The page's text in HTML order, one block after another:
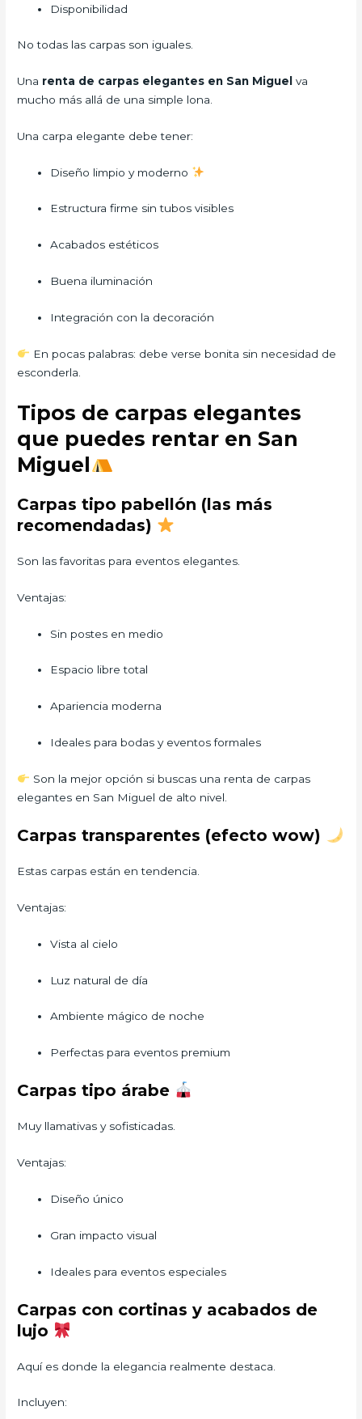
Disponibilidad
No todas las carpas son iguales.
Una renta de carpas elegantes en San Miguelva
mucho más allá de una simple lona.
Una carpa elegante debe tener:
Diseño limpio y moderno
Estructura firme sin tubos visibles
Acabados estéticos
Buena iluminación
Integración con la decoración
En pocas palabras: debe verse bonita sin necesidad de
esconderla.
Tipos de carpas elegantes
que puedes rentar en San
Miguel
Carpas tipo pabellón (las más
recomendadas)
Son las favoritas para eventos elegantes.
Ventajas:
Sin postes en medio
Espacio libre total
Apariencia moderna
Ideales para bodas y eventos formales
Son la mejor opción si buscas una renta de carpas
elegantes en San Miguel de alto nivel.
Carpas transparentes (efecto wow)
Estas carpas están en tendencia.
Ventajas:
Vista al cielo
Luz natural de día
Ambiente mágico de noche
Perfectas para eventos premium
Carpas tipo árabe
Muy llamativas y sofisticadas.
Ventajas:
Diseño único
Gran impacto visual
Ideales para eventos especiales
Carpas con cortinas y acabados de
lujo
Aquí es donde la elegancia realmente destaca.
Incluyen: